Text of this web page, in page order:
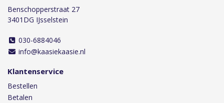
Benschopperstraat 27
3401DG IJsselstein
030-6884046
info@kaasiekaasie.nl
Klantenservice
Bestellen
Betalen